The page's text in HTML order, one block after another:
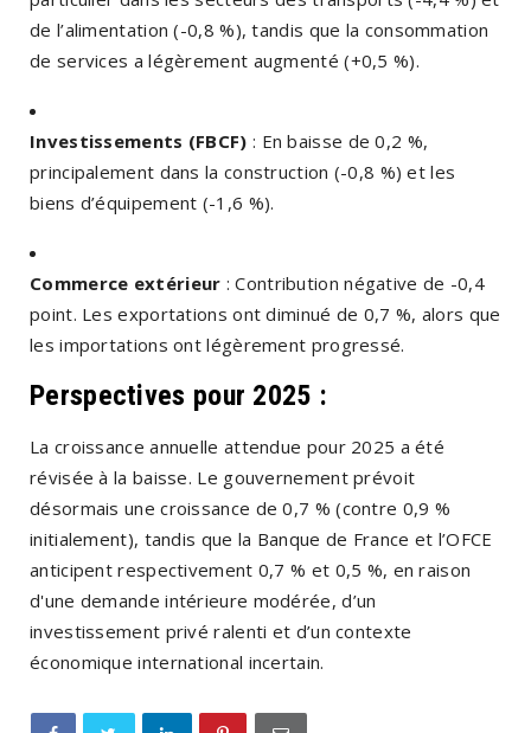
de l’alimentation (-0,8 %), tandis que la consommation
de services a légèrement augmenté (+0,5 %).
Investissements (FBCF) : En baisse de 0,2 %,
principalement dans la construction (-0,8 %) et les
biens d’équipement (-1,6 %).
Commerce extérieur : Contribution négative de -0,4
point. Les exportations ont diminué de 0,7 %, alors que
les importations ont légèrement progressé.
Perspectives pour 2025 :
La croissance annuelle attendue pour 2025 a été
révisée à la baisse. Le gouvernement prévoit
désormais une croissance de 0,7 % (contre 0,9 %
initialement), tandis que la Banque de France et l’OFCE
anticipent respectivement 0,7 % et 0,5 %, en raison
d'une demande intérieure modérée, d’un
investissement privé ralenti et d’un contexte
économique international incertain.